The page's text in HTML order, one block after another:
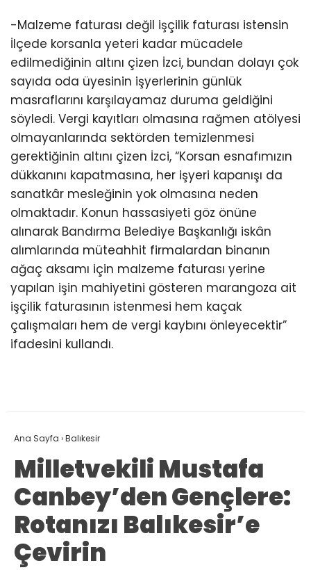
-Malzeme faturası değil işçilik faturası istensin
İlçede korsanla yeteri kadar mücadele
edilmediğinin altını çizen İzci, bundan dolayı çok
sayıda oda üyesinin işyerlerinin günlük
masraflarını karşılayamaz duruma geldiğini
söyledi. Vergi kayıtları olmasına rağmen atölyesi
olmayanlarında sektörden temizlenmesi
gerektiğinin altını çizen İzci, “Korsan esnafımızın
dükkanını kapatmasına, her işyeri kapanışı da
sanatkâr mesleğinin yok olmasına neden
olmaktadır. Konun hassasiyeti göz önüne
alınarak Bandırma Belediye Başkanlığı iskân
alımlarında müteahhit firmalardan binanın
ağaç aksamı için malzeme faturası yerine
yapılan işin mahiyetini gösteren marangoza ait
işçilik faturasının istenmesi hem kaçak
çalışmaları hem de vergi kaybını önleyecektir”
ifadesini kullandı.
Ana Sayfa ›Balıkesir
Milletvekili Mustafa
Canbey’den Gençlere:
Rotanızı Balıkesir’e
Çevirin